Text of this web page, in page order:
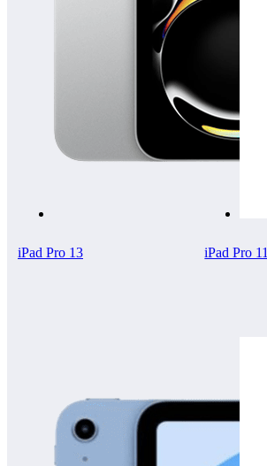
iPad Pro 13 iPad Pro 11